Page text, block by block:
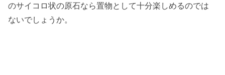
のサイコロ状の原石なら置物として十分楽しめるのでは
ないでしょうか。